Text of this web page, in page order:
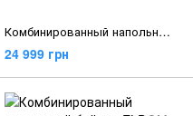
Комбинированный напольный бойлер ELDOM GREEN LINE 150 Л 1X3 KW FV15062S
24 999 грн